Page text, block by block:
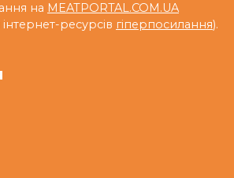
на MEATPORTAL.COM.UA
ресурсів гіперпосилання).